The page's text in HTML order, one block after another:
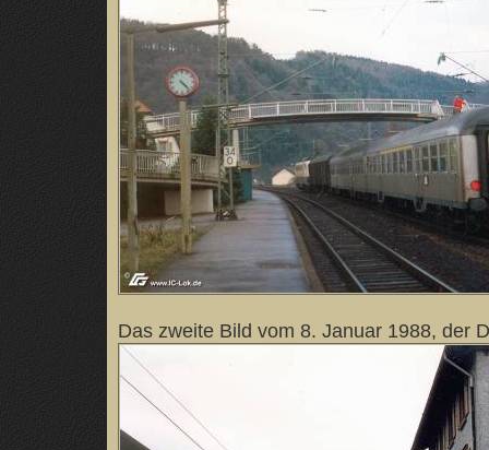
Das zweite Bild vom 8. Januar 1988, der